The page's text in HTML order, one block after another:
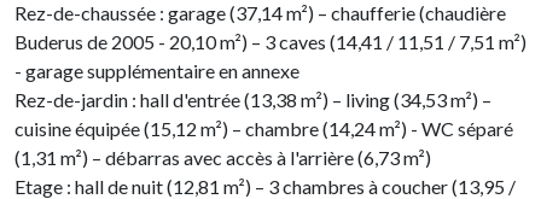
Rez-de-chaussée : garage (37,14 m²) – chaufferie (chaudière
Buderus de 2005 - 20,10 m²) – 3 caves (14,41 / 11,51 / 7,51 m²)
- garage supplémentaire en annexe
Rez-de-jardin : hall d'entrée (13,38 m²) – living (34,53 m²) –
cuisine équipée (15,12 m²) – chambre (14,24 m²) - WC séparé
(1,31 m²) – débarras avec accès à l'arrière (6,73 m²)
Etage : hall de nuit (12,81 m²) – 3 chambres à coucher (13,95 /